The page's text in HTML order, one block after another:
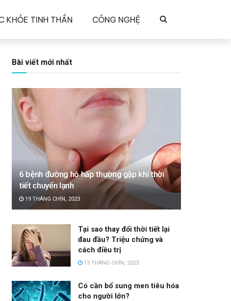
KHỎE TINH THẦN CÔNG NGHỆ
Bài viết mới nhất
6 bệnh đường hô hấp thường gặp khi thời
tiết chuyển lạnh
19 THÁNG CHÍN, 2023
Tại sao thay đổi thời tiết lại
đau đầu? Triệu chứng và
cách điều trị
13 THÁNG CHÍN, 2023
Có cần bổ sung men tiêu hóa
cho người lớn?